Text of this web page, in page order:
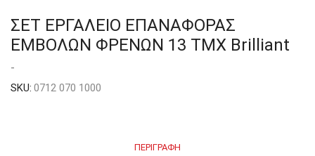
ΣΕΤ ΕΡΓΑΛΕΙΟ ΕΠΑΝΑΦΟΡΑΣ
ΕΜΒΟΛΩΝ ΦΡΕΝΩΝ 13 ΤΜΧ Brilliant
-
SKU: 0712 070 1000
ΠΕΡΙΓΡΑΦΉ